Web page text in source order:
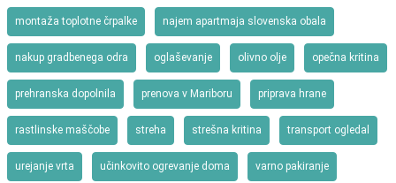
montaža toplotne črpalke najem apartmaja slovenska obala
nakup gradbenega odra oglaševanje olivno olje opečna kritina
prehranska dopolnila prenova v Mariboru priprava hrane
rastlinske maščobe streha strešna kritina transport ogledal
urejanje vrta učinkovito ogrevanje doma varno pakiranje